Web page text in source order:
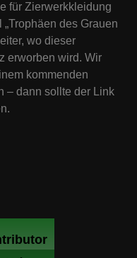
für Zierwerkkleidung
des Grauen
wo dieser
erworben wird. Wir
kommenden
– dann sollte der Link